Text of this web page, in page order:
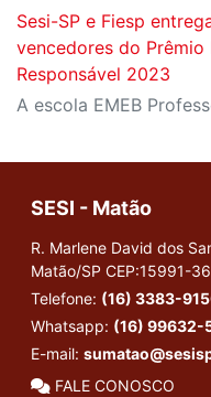
Sesi-SP e Fiesp
vencedores do
Responsável 2023
SESI - Matão
R. Marlene David dos
Matão/SP CEP:15991-
Telefone: (16) 3383-
Whatsapp: (16) 99632-
E-mail:
FALE CONOSCO